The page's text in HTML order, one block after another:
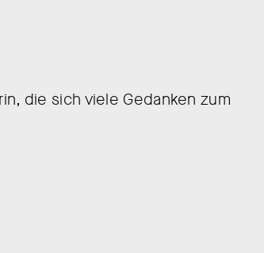
die sich viele Gedanken zum